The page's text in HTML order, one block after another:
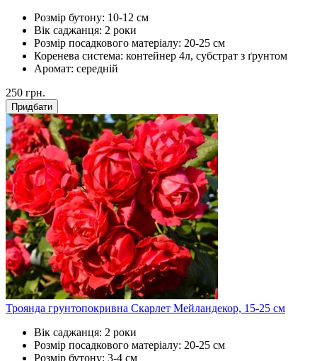
Розмір бутону: 10-12 см
Вік саджанця: 2 роки
Розмір посадкового матеріалу: 20-25 см
Коренева система: контейнер 4л, субстрат з ґрунтом
Аромат: середній
250 грн.
Придбати
Троянда грунтопокривна Скарлет Мейландекор, 15-25 см
Вік саджанця: 2 роки
Розмір посадкового матеріалу: 20-25 см
Розмір бутону: 3-4 см